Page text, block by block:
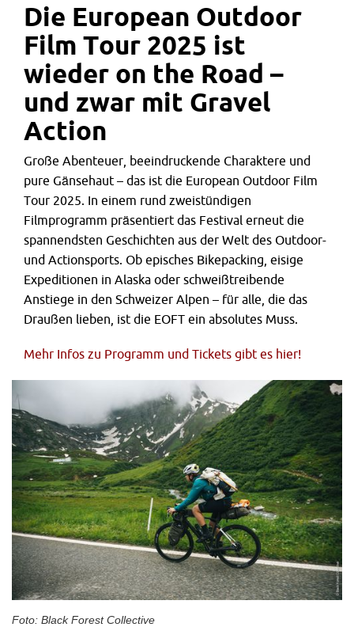
Die European Outdoor
Film Tour 2025 ist
wieder on the Road –
und zwar mit Gravel
Action
Große Abenteuer, beeindruckende Charaktere und
pure Gänsehaut – das ist die European Outdoor Film
Tour 2025. In einem rund zweistündigen
Filmprogramm präsentiert das Festival erneut die
spannendsten Geschichten aus der Welt des Outdoor-
und Actionsports. Ob episches Bikepacking, eisige
Expeditionen in Alaska oder schweißtreibende
Anstiege in den Schweizer Alpen – für alle, die das
Draußen lieben, ist die EOFT ein absolutes Muss.
Mehr Infos zu Programm und Tickets gibt es hier!
Foto: Black Forest Collective